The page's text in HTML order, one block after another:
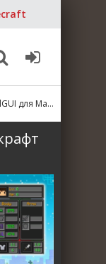
[1.20.1, 1.20, 1.19.4]